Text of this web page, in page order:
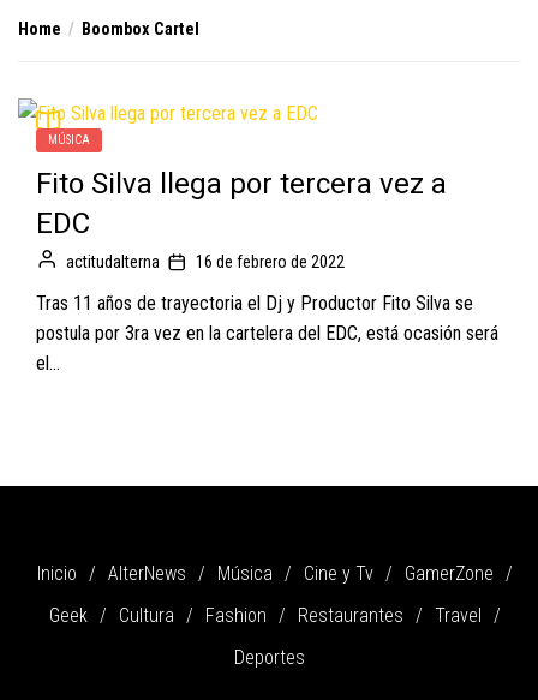
Home Boombox Cartel
MÚSICA
Fito Silva llega por tercera vez a
EDC
actitudalterna 16 de febrero de 2022
Tras 11 años de trayectoria el Dj y Productor Fito Silva se
postula por 3ra vez en la cartelera del EDC, está ocasión será
el...
Inicio AlterNews Música Cine y Tv
GamerZone
Geek
Cultura Fashion Restaurantes
Travel
Deportes